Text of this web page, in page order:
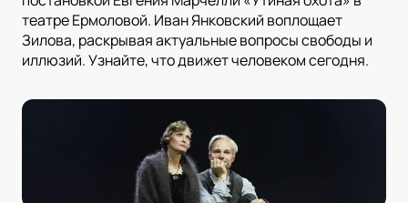
театре Ермоловой. Иван Янковский воплощает
Зилова, раскрывая актуальные вопросы свободы и
иллюзий. Узнайте, что движет человеком сегодня.